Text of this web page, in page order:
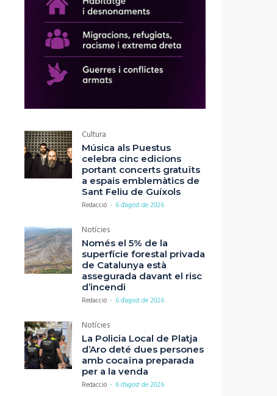
Cultura
Música als Puestus
celebra cinc edicions
portant concerts gratuïts
a espais emblemàtics de
Sant Feliu de Guíxols
Redacció - 6 d'agost de 2026
Notícies
Només el 5% de la
superfície forestal privada
de Catalunya està
assegurada davant el risc
d’incendi
Redacció - 6 d'agost de 2026
Notícies
La Policia Local de Platja
d’Aro deté dues persones
amb cocaïna preparada
per a la venda
Redacció - 6 d'agost de 2026